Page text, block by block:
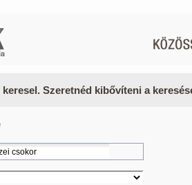
keresel. Szeretnéd kibővíteni a